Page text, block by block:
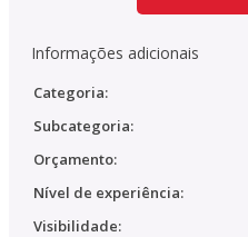
Informações adicionais
Categoria:
Subcategoria:
Orçamento:
Nível de experiência:
Visibilidade: